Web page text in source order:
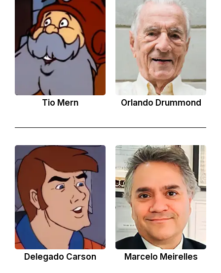
Tio Mern Orlando Drummond
Delegado Carson Marcelo Meirelles